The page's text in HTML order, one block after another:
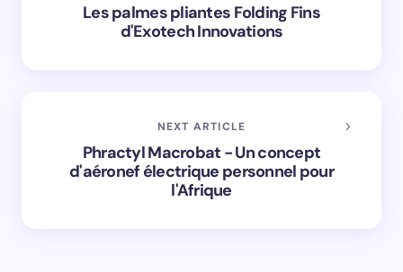
Les palmes pliantes Folding Fins
d'Exotech Innovations
NEXT ARTICLE
Phractyl Macrobat - Un concept
d'aéronef électrique personnel pour
l'Afrique